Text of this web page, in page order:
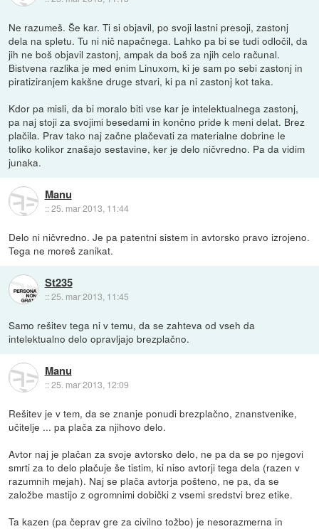
Ne razumeš. Še kar. Ti si objavil, po svoji lastni presoji, zastonj
dela na spletu. Tu ni nič napačnega. Lahko pa bi se tudi odločil, da
jih ne boš objavil zastonj, ampak da boš za njih celo računal.
Bistvena razlika je med enim Linuxom, ki je sam po sebi zastonj in
piratiziranjem kakšne druge stvari, ki pa ni zastonj kot taka.
Kdor pa misli, da bi moralo biti vse kar je intelektualnega zastonj,
pa naj stoji za svojimi besedami in končno pride k meni delat. Brez
plačila. Prav tako naj začne plačevati za materialne dobrine le
toliko kolikor znašajo sestavine, ker je delo ničvredno. Pa da vidim
junaka.
Manu
::25. mar 2013, 11:44
Delo ni ničvredno. Je pa patentni sistem in avtorsko pravo izrojeno.
Tega ne moreš zanikat.
St235
::25. mar 2013, 11:45
Samo rešitev tega ni v temu, da se zahteva od vseh da
intelektualno delo opravljajo brezplačno.
Manu
::25. mar 2013, 12:09
Rešitev je v tem, da se znanje ponudi brezplačno, znanstvenike,
učitelje ... pa plača za njihovo delo.
Avtor naj je plačan za svoje avtorsko delo, ne pa da se po njegovi
smrti za to delo plačuje še tistim, ki niso avtorji tega dela (razen v
razumnih mejah). Naj se plača avtorja pošteno, ne pa, da se
založbe mastijo z ogromnimi dobički z vsemi sredstvi brez etike.
Ta kazen (pa čeprav gre za civilno tožbo) je nesorazmerna in